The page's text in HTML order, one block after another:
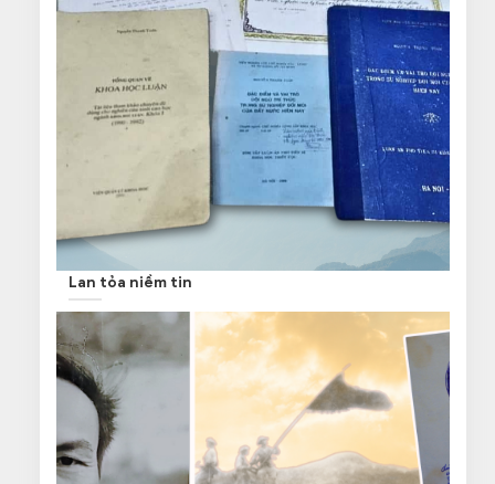
Lan tỏa niềm tin